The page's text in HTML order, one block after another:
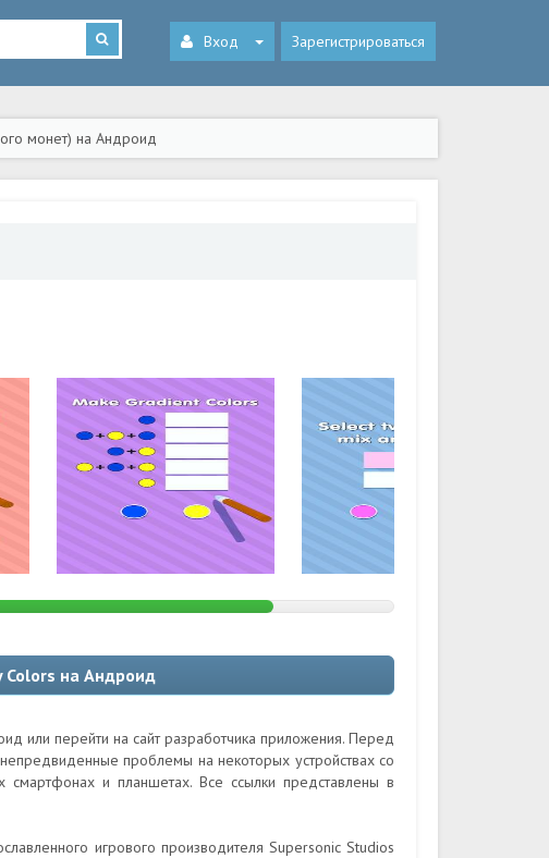
Вход Зарегистрироваться
монет) на Андроид
Colors на Андроид
или перейти на сайт разработчика приложения. Перед
проблемы на некоторых устройствах со
и планшетах. Все ссылки представлены в
игрового производителя Supersonic Studios